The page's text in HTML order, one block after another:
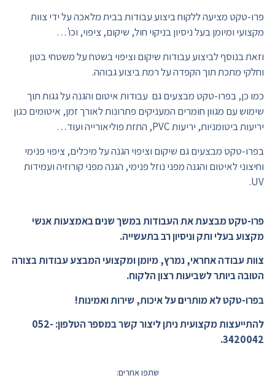
פרו-טקט מציעה ללקוח ביצוע עבודות בבית מלאכה על ידי צוות
מקצועי ומיומן בעל ניסיון בניקוי חול, שיקום, ציפוי, וכו'…
וזאת בנוסף לביצוע עבודות שיקום וציפוי בשטח על משטחי בטון
וחלקי מתכת תוך הקפדה על רמת ביצוע גבוהה.
כמו כן, בפרו-טקט מבצעים גם עבודות איטום והגנה על גגות תוך
שימוש עם מגוון חומרים המעניקים פתרונות לאורך זמן, איטומים כגון
יריעות ביטומניות, יריעות PVC, התזת פוליאורייה ועוד…
בפרו-טקט מבצעים גם שיקום וציפוי הגנה על מיכלים, ציפוי פנימי
וחיצוני לאיטום והגנה מפני נוזל פנימי, הגנה מפני קורוזיה ועמידות
UV.
פרו-טקט מבצעת את העבודות במשך שנים באמצעות אנשי
מקצוע בעלי ותק וניסיון רב בתעשייה.
צוות עבודה אחראי, נמרץ, מיומן ומקצועי המבצע עבודות בצורה
הטובה ביותר לשביעות רצון הלקוח.
בפרו-טקט לא מותרים על איכות, שירות ואמינות!
להתייעצות מקצועית ניתן ליצור קשר במספר הטלפון: 052-
3420042.
שתפו אחרים: